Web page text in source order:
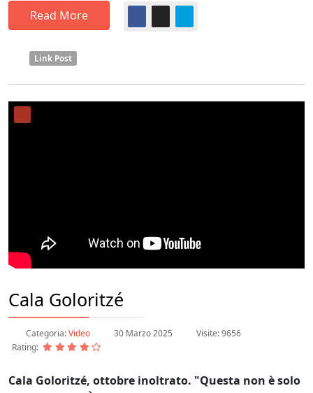
Read More
Link Post
Cala Goloritzé
Categoria:Video 30 Marzo 2025
Visite: 9656
Rating:
Cala Goloritzé, ottobre inoltrato. "Questa non è solo